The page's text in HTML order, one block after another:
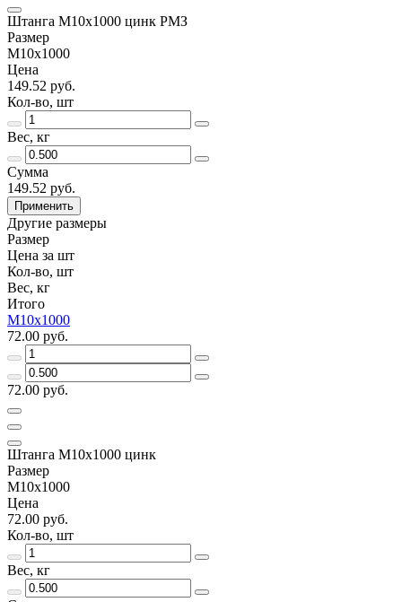
Штанга М10х1000 цинк РМЗ
Размер
М10х1000
Цена
149.52 руб.
Кол-во, шт
Вес, кг
Сумма
149.52 руб.
Применить
Другие размеры
Размер
Цена за шт
Кол-во, шт
Вес, кг
Итого
М10х1000
72.00 руб.
72.00 руб.
Штанга М10х1000 цинк
Размер
М10х1000
Цена
72.00 руб.
Кол-во, шт
Вес, кг